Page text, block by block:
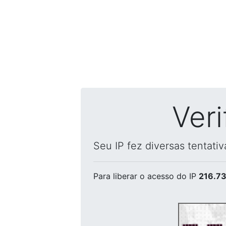
Seu IP fez diversas
Para liberar o acesso do IP